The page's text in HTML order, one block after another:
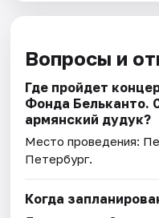
Вопросы и
Где пройдет
Фонда Бельканто.
армянский дудук?
Место проведения:
Петербург.
Когда